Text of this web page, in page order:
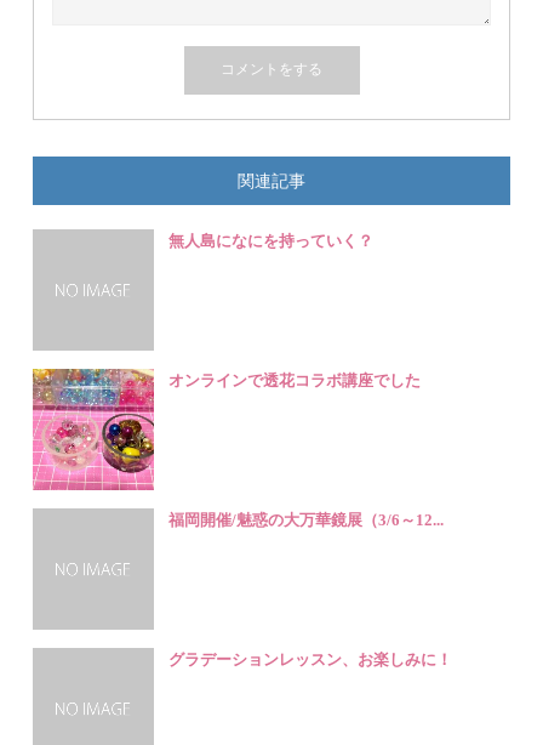
関連記事
無人島になにを持っていく？
オンラインで透花コラボ講座でした
福岡開催/魅惑の大万華鏡展（3/6～12...
グラデーションレッスン、お楽しみに！